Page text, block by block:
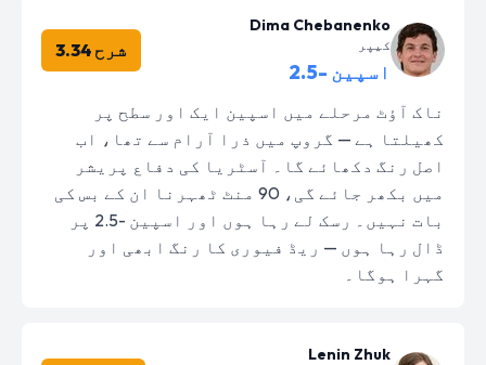
Dima Chebanenko
کیپر
اسپین -2.5
شرح 3.34
ناک آؤٹ مرحلے میں اسپین ایک اور سطح پر
کھیلتا ہے — گروپ میں ذرا آرام سے تھا، اب
اصل رنگ دکھائے گا۔ آسٹریا کی دفاع پریشر
میں بکھر جائے گی، 90 منٹ ٹھہرنا ان کے بس کی
بات نہیں۔ رسک لے رہا ہوں اور اسپین -2.5 پر
ڈال رہا ہوں — ریڈ فیوری کا رنگ ابھی اور
گہرا ہوگا۔
Lenin Zhuk